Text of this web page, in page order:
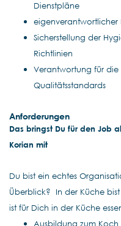
Dienstpläne
eigenverantwortlicher
Sicherstellung der
Richtlinien
Verantwortung für die
Qualitätsstandards
Anforderungen
Das bringst Du für den Job
Korian mit
Du bist ein echtes
Überblick? In der Küche
ist für Dich in der Küche
Ausbildung zum